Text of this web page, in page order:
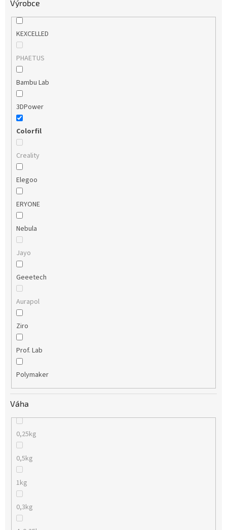
Výrobce
KEXCELLED
PHAETUS
Bambu Lab
3DPower
Colorfil
Creality
Elegoo
ERYONE
Nebula
Jayo
Geeetech
Aurapol
Ziro
Prof. Lab
Polymaker
Váha
0,25kg
0,5kg
1kg
0,3kg